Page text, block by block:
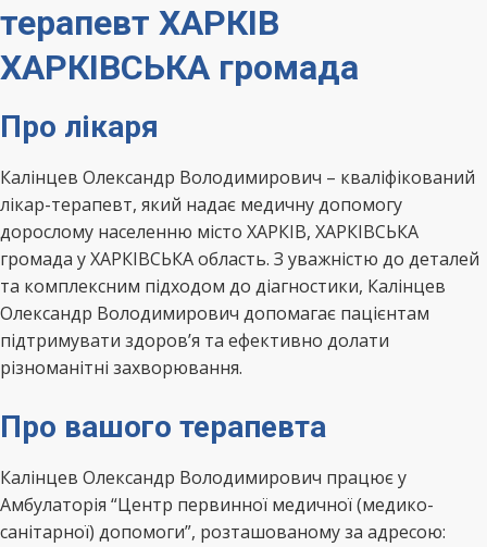
терапевт ХАРКІВ
ХАРКІВСЬКА громада
Про лікаря
Калінцев Олександр Володимирович – кваліфікований
лікар-терапевт, який надає медичну допомогу
дорослому населенню місто ХАРКІВ, ХАРКІВСЬКА
громада у ХАРКІВСЬКА область. З уважністю до деталей
та комплексним підходом до діагностики, Калінцев
Олександр Володимирович допомагає пацієнтам
підтримувати здоров’я та ефективно долати
різноманітні захворювання.
Про вашого терапевта
Калінцев Олександр Володимирович працює у
Амбулаторія “Центр первинної медичної (медико-
санітарної) допомоги”, розташованому за адресою: